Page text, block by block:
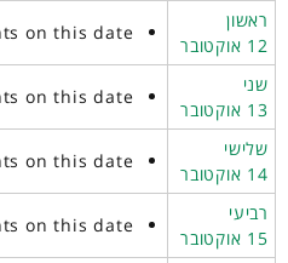
ראשון
12 אוקטובר
on this date
שני
13 אוקטובר
on this date
שלישי
14 אוקטובר
on this date
רביעי
15 אוקטובר
on this date